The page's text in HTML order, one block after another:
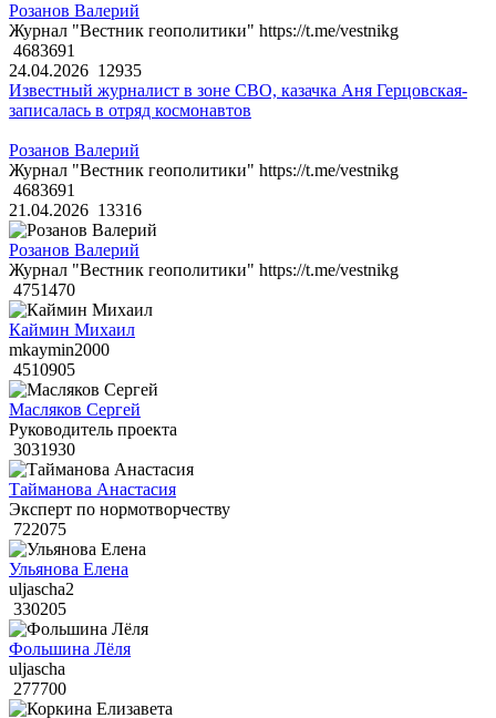
Розанов Валерий
Журнал "Вестник геополитики" https://t.me/vestnikg
4683691
24.04.2026 12935
Известный журналист в зоне СВО, казачка Аня Герцовская-
записалась в отряд космонавтов
Розанов Валерий
Журнал "Вестник геополитики" https://t.me/vestnikg
4683691
21.04.2026 13316
Розанов Валерий
Журнал "Вестник геополитики" https://t.me/vestnikg
4751470
Каймин Михаил
mkaymin2000
4510905
Масляков Сергей
Руководитель проекта
3031930
Тайманова Анастасия
Эксперт по нормотворчеству
722075
Ульянова Елена
uljascha2
330205
Фольшина Лёля
uljascha
277700